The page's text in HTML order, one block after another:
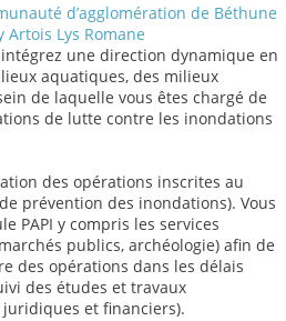
d’agglomération de Béthune
Artois Lys Romane
intégrez une direction dynamique en
aquatiques, des milieux
de laquelle vous êtes chargé de
de lutte contre les inondations
des opérations inscrites au
prévention des inondations). Vous
PAPI y compris les services
publics, archéologie) afin de
des opérations dans les délais
des études et travaux
et financiers).